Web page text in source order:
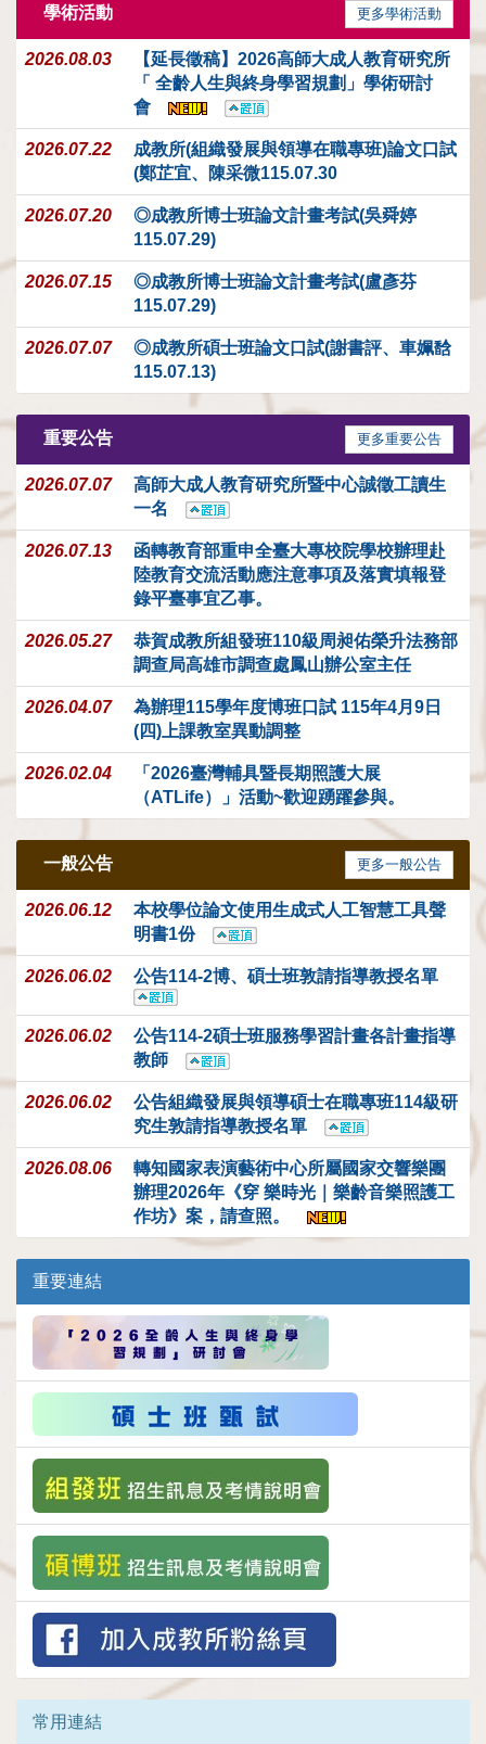
學術活動 更多學術活動
2026.08.03
【延長徵稿】2026高師大成人教育研究所
「 全齡人生與終身學習規劃」學術研討
會
2026.07.22
成教所(組織發展與領導在職專班)論文口試
(鄭芷宜、陳采微115.07.30
2026.07.20
◎成教所博士班論文計畫考試(吳舜婷
115.07.29)
2026.07.15
◎成教所博士班論文計畫考試(盧彥芬
115.07.29)
2026.07.07
◎成教所碩士班論文口試(謝書評、車姵馠
115.07.13)
重要公告 更多重要公告
2026.07.07
高師大成人教育研究所暨中心誠徵工讀生
一名
2026.07.13
函轉教育部重申全臺大專校院學校辦理赴
陸教育交流活動應注意事項及落實填報登
錄平臺事宜乙事。
2026.05.27
恭賀成教所組發班110級周昶佑榮升法務部
調查局高雄市調查處鳳山辦公室主任
2026.04.07
為辦理115學年度博班口試 115年4月9日
(四)上課教室異動調整
2026.02.04
「2026臺灣輔具暨長期照護大展
（ATLife）」活動~歡迎踴躍參與。
一般公告 更多一般公告
2026.06.12
本校學位論文使用生成式人工智慧工具聲
明書1份
2026.06.02 公告114-2博、碩士班敦請指導教授名單
2026.06.02
公告114-2碩士班服務學習計畫各計畫指導
教師
2026.06.02
公告組織發展與領導碩士在職專班114級研
究生敦請指導教授名單
2026.08.06
轉知國家表演藝術中心所屬國家交響樂團
辦理2026年《穿 樂時光｜樂齡音樂照護工
作坊》案，請查照。
重要連結
常用連結